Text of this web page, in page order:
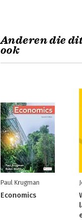
Anderen die
ook
Paul Krugman
Economics